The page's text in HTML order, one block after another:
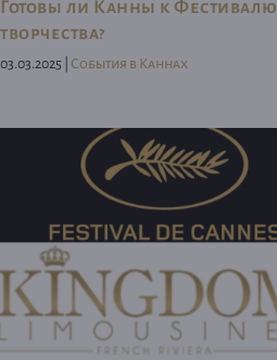
Готовы ли Канны к Фестивалю
творчества?
03.03.2025 | События в Каннах